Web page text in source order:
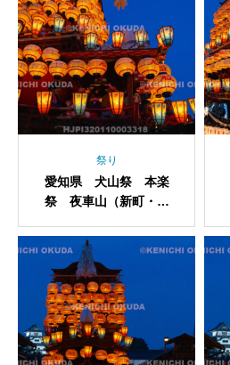
祭り
愛知県 犬山祭 本楽
祭 夜車山（新町・浦